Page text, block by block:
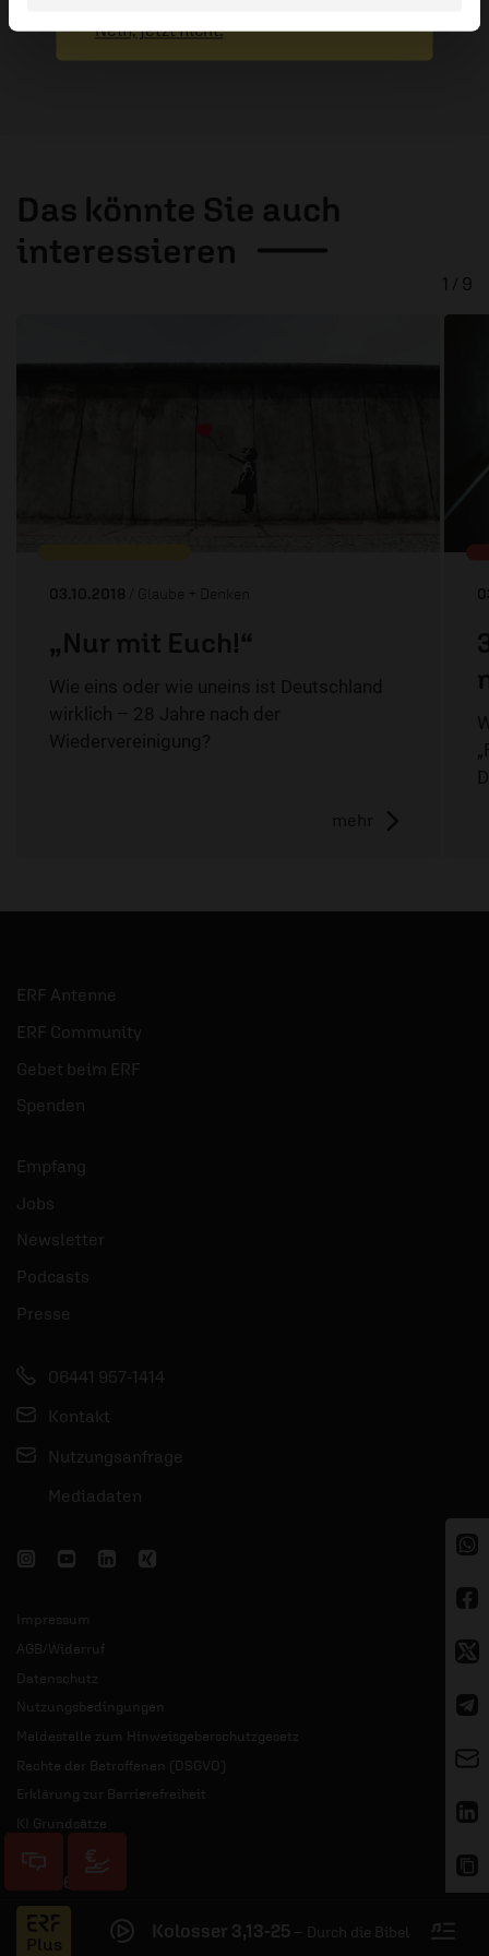
Das könnte Sie auch
interessieren
03.10.2018 / Glaube + Denken
„Nur mit Euch!“
Wie eins oder wie uneins ist Deutschland
wirklich – 28 Jahre nach der
Wiedervereinigung?
mehr
1 / 9
ERF Antenne
ERF Community
Gebet beim ERF
Spenden
Empfang
Jobs
Newsletter
Podcasts
Presse
06441 957-1414
Kontakt
Nutzungsanfrage
Mediadaten
Impressum
AGB/Widerruf
Datenschutz
Nutzungsbedingungen
Meldestelle zum Hinweisgeberschutzgesetz
Rechte der Betroffenen (DSGVO)
Erklärung zur Barrierefreiheit
KI Grundsätze
© 2026 ERF
Nein, jetzt nicht.
Jess
Plus
Kolosser 3,13-25 – Durch die Bibel